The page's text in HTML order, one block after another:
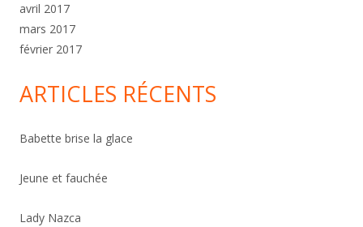
avril 2017
mars 2017
février 2017
ARTICLES RÉCENTS
Babette brise la glace
Jeune et fauchée
Lady Nazca